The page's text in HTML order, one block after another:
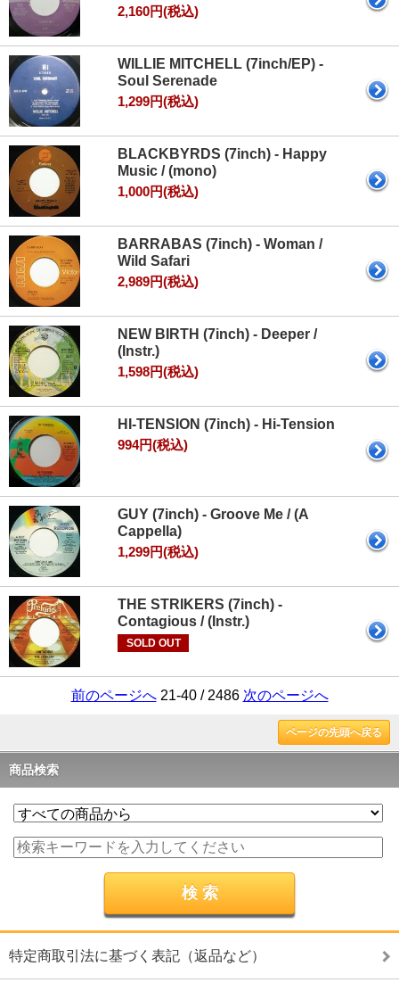
2,160円(税込)
WILLIE MITCHELL (7inch/EP) -
Soul Serenade
1,299円(税込)
BLACKBYRDS (7inch) - Happy
Music / (mono)
1,000円(税込)
BARRABAS (7inch) - Woman /
Wild Safari
2,989円(税込)
NEW BIRTH (7inch) - Deeper /
(Instr.)
1,598円(税込)
HI‐TENSION (7inch) - Hi‐Tension
994円(税込)
GUY (7inch) - Groove Me / (A
Cappella)
1,299円(税込)
THE STRIKERS (7inch) -
Contagious / (Instr.)
SOLD OUT
前のページへ21-40 / 2486 次のページへ
ページの先頭へ戻る
商品検索
特定商取引法に基づく表記（返品など）